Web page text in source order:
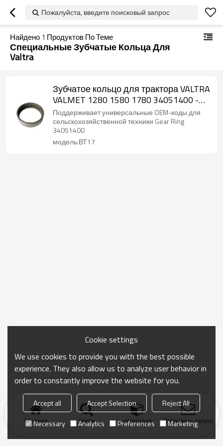
Пожалуйста, введите поисковый запрос
Найдено 1 Продуктов По Теме
Специальные Зубчатые Кольца Для
Valtra
Зубчатое кольцо для трактора VALTRA
VALMET 1280 1580 1780 34051400 -
PAIRGEARS
Поддерживает универсальные OEM-коды для
сельскохозяйственной техники Gear Ring
34051400
модель:ВТ17
Главная поиск категория Отправить запрос
Cookie settings
We use cookies to provide you with the best possible
experience. They also allow us to analyze user behavior in
order to constantly improve the website for you.
Accept all Accept Selection
Reject All
Necessary
Analytics Preferences Marketing